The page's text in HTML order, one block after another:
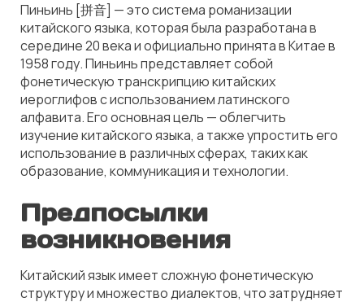
Пиньинь [拼音] — это система романизации
китайского языка, которая была разработана в
середине 20 века и официально принята в Китае в
1958 году. Пиньинь представляет собой
фонетическую транскрипцию китайских
иероглифов с использованием латинского
алфавита. Его основная цель — облегчить
изучение китайского языка, а также упростить его
использование в различных сферах, таких как
образование, коммуникация и технологии.
Предпосылки
возникновения
Китайский язык имеет сложную фонетическую
структуру и множество диалектов, что затрудняет